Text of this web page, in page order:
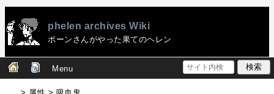
phelen archives Wiki
ポーンさんがやった果てのヘレン
Menu